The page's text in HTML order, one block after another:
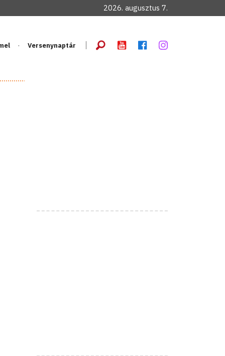
2026. augusztus 7.
Versenynaptár